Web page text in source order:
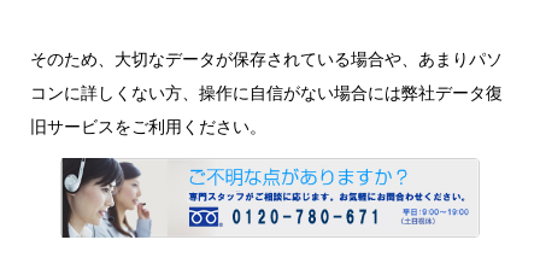
そのため、大切なデータが保存されている場合や、あまりパソ
コンに詳しくない方、操作に自信がない場合には弊社データ復
旧サービスをご利用ください。